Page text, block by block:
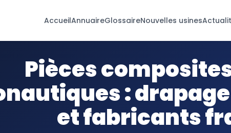
AccueilAnnuaireGlossaireNouvelles usines
Pièces
:
et fabricants